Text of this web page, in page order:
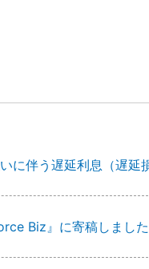
に伴う遅延利息（遅延
Biz』に寄稿しまし